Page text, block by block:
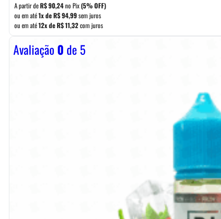
A partir deR$90,24no Pix(5% OFF)
ou em até1x deR$94,99sem juros
ou em até12x deR$11,32com juros
Avaliação0 de 5